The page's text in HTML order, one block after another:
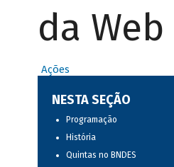
da Web
Ações
NESTA SEÇÃO
Programação
História
Quintas no BNDES